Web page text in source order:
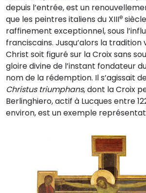
depuis l’entrée, est un
que les peintres italiens du XIIIe
raffinement exceptionnel, sous
franciscains. Jusqu’alors la tradition
Christ soit figuré sur la Croix sans
gloire divine de l’instant fondateur
nom de la rédemption. Il s’agissait
Christus triumphans, dont la Croix
Berlinghiero, actif à Lucques entre
environ, est un exemple